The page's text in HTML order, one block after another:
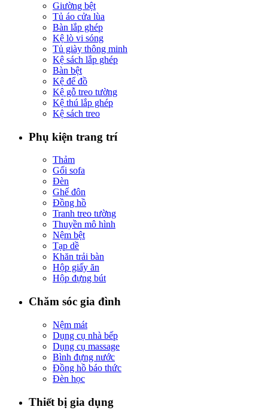
Giường bệt
Tủ áo cửa lùa
Bàn lắp ghép
Kệ lò vi sóng
Tủ giày thông minh
Kệ sách lắp ghép
Bàn bệt
Kệ để đồ
Kệ gỗ treo tường
Kệ thú lắp ghép
Kệ sách treo
Phụ kiện trang trí
Thảm
Gối sofa
Đèn
Ghế đôn
Đồng hồ
Tranh treo tường
Thuyền mô hình
Nệm bệt
Tạp dề
Khăn trải bàn
Hộp giấy ăn
Hộp đựng bút
Chăm sóc gia đình
Nệm mát
Dụng cụ nhà bếp
Dụng cụ massage
Bình đựng nước
Đồng hồ báo thức
Đèn học
Thiết bị gia dụng